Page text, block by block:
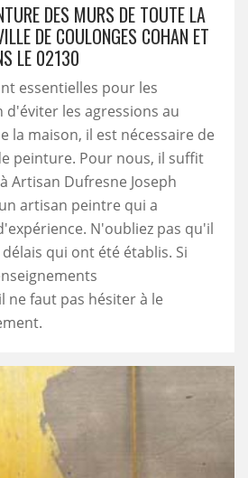
DES MURS DE TOUTE LA
DE COULONGES COHAN ET
LE 02130
essentielles pour les
les agressions au
la maison, il est nécessaire de
peinture. Pour nous, il suffit
Artisan Dufresne Joseph
artisan peintre qui a
N'oubliez pas qu'il
qui ont été établis. Si
ne faut pas hésiter à le